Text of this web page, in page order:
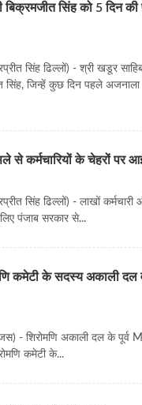
सिंह को 5 दिन की
सिंह ढिल्लों) - श्री खडूर
सिंह, जिन्हें कुछ दिन पहले
से कर्मचारियों के चेहरों पर
सिंह ढिल्लों) - लाखों कर्मचारी
पंजाब सरकार से...
कमेटी के सदस्य अकाली दल
- शिरोमणि अकाली दल के पूर्व
कमेटी के...